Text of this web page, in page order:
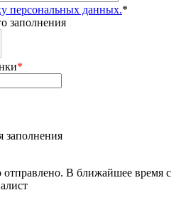
персональных данных.*
заполнения
*
заполнения
В ближайшее время с